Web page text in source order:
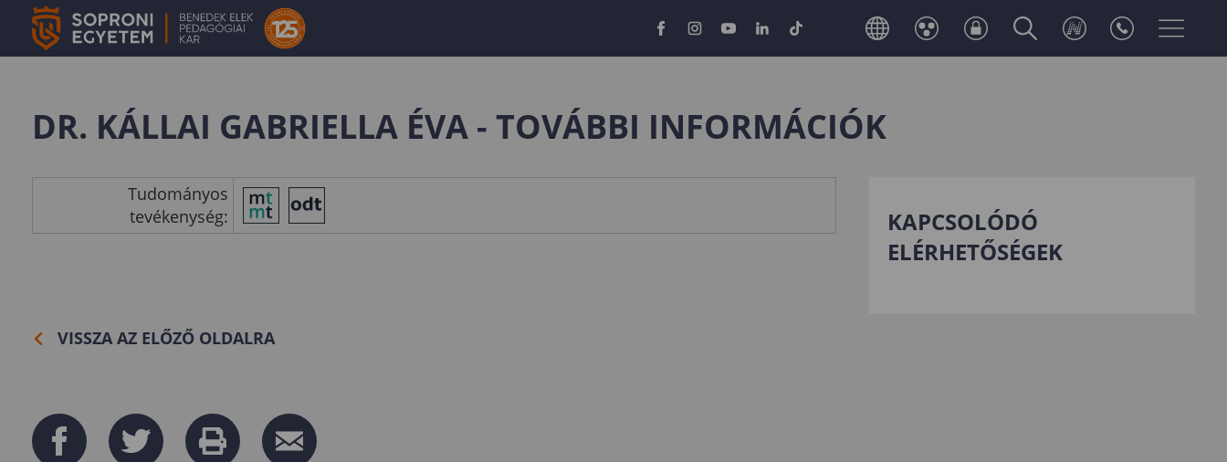
DR. KÁLLAI GABRIELLA ÉVA - TOVÁBBI INFORMÁCIÓK
Tudományos
tevékenység:
VISSZA AZ ELŐZŐ OLDALRA
KAPCSOLÓDÓ
ELÉRHETŐSÉGEK